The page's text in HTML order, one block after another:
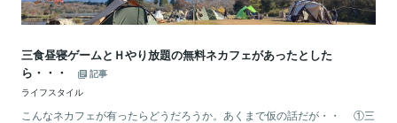
三食昼寝ゲームとＨやり放題の無料ネカフェがあったとした
ら・・・
記事
ライフスタイル
こんなネカフェが有ったらどうだろうか。あくまで仮の話だが・・ ①三